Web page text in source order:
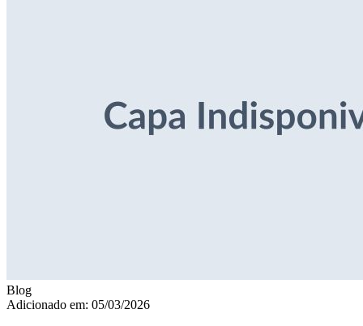
Blog
Adicionado em: 05/03/2026